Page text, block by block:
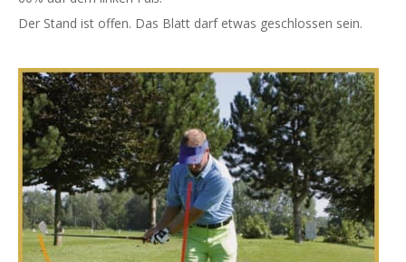
Der Stand ist offen. Das Blatt darf etwas geschlossen sein.